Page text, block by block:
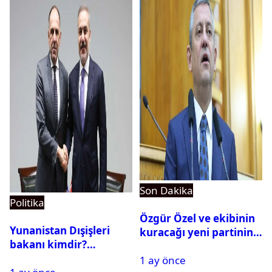
Politika
Yunanistan Dışişleri
bakanı kimdir?
Son Dakika
Özgür Özel ve ekibinin
kuracağı yeni partinin
1 ay önce